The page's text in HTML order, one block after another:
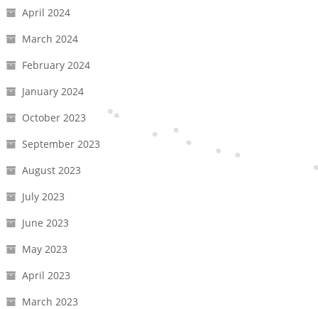
April 2024
March 2024
February 2024
January 2024
October 2023
September 2023
August 2023
July 2023
June 2023
May 2023
April 2023
March 2023